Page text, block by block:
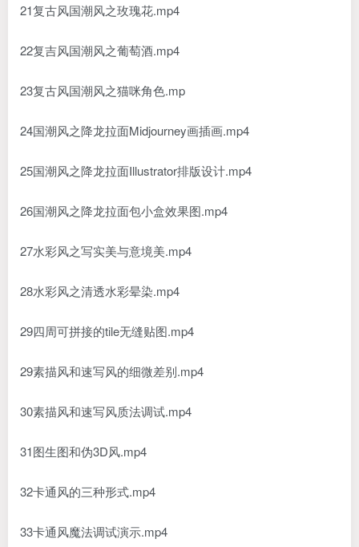
21复古风国潮风之玫瑰花.mp4
22复吉风国潮风之葡萄酒.mp4
23复古风国潮风之猫咪角色.mp
24国潮风之降龙拉面Midjourney画插画.mp4
25国潮风之降龙拉面Illustrator排版设计.mp4
26国潮风之降龙拉面包小盒效果图.mp4
27水彩风之写实美与意境美.mp4
28水彩风之清透水彩晕染.mp4
29四周可拼接的tile无缝贴图.mp4
29素描风和速写风的细微差别.mp4
30素描风和速写风质法调试.mp4
31图生图和伪3D风.mp4
32卡通风的三种形式.mp4
33卡通风魔法调试演示.mp4